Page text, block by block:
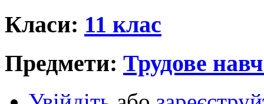
Класи: 11 клас
Предмети: Трудове